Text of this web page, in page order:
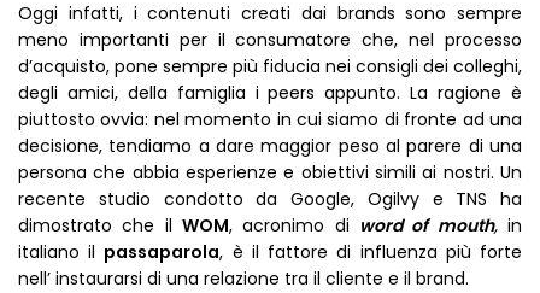
Oggi infatti, i contenuti creati dai brands sono sempre
meno importanti per il consumatore che, nel processo
d’acquisto, pone sempre più fiducia nei consigli dei colleghi,
degli amici, della famiglia i peers appunto. La ragione è
piuttosto ovvia: nel momento in cui siamo di fronte ad una
decisione, tendiamo a dare maggior peso al parere di una
persona che abbia esperienze e obiettivi simili ai nostri. Un
recente studio condotto da Google, Ogilvy e TNS ha
dimostrato che il WOM, acronimo di word of mouth,in
italiano il passaparola, è il fattore di influenza più forte
nell’ instaurarsi di una relazione tra il cliente e il brand.